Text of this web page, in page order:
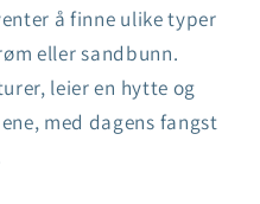
å finne ulike typer
eller sandbunn.
leier en hytte og
med dagens fangst